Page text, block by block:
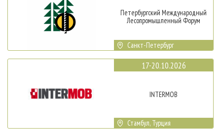
Петербургский Международный
Лесопромышленный Форум
Санкт-Петербург
17-20.10.2026
INTERMOB
Стамбул, Турция